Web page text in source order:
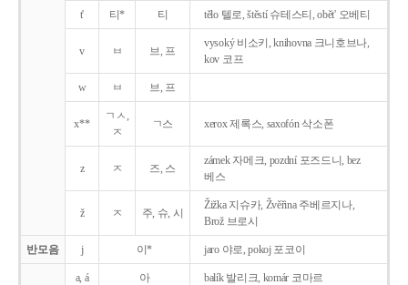
t' 티* 티 tělo 텔로, štěstí 슈테스티, obět' 오베티
v ㅂ 브, 프
vysoký 비소키, knihovna 크니호브나,
kov 코프
w ㅂ 브, 프
x**
ㄱㅅ,
ㅈ
ㄱ스 xerox 제록스, saxofón 삭소폰
z ㅈ 즈, 스
zámek 자메크, pozdní 포즈드니, bez
베스
ž ㅈ 주, 슈, 시
Žižka 지슈카, Žvěřina 주베르지나,
Brož 브로시
반모음 j 이* jaro 야로, pokoj 포코이
a, á 아 balík 발리크, komár 코마르